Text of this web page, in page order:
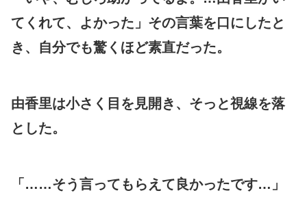
てくれて、よかった」その言葉を口にしたと
き、自分でも驚くほど素直だった。
由香里は小さく目を見開き、そっと視線を落
とした。
「……そう言ってもらえて良かったです…」